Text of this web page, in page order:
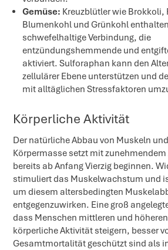
Gemüse: Kreuzblütler wie Brokkoli,
Blumenkohl und Grünkohl
schwefelhaltige Verbindung, die
entzündungshemmende und
aktiviert. Sulforaphan kann den
zellulärer Ebene unterstützen und
mit alltäglichen Stressfaktoren
Körperliche Aktivität
Der natürliche Abbau von Muskeln
Körpermasse setzt mit
bereits ab Anfang Vierzig beginnen.
stimuliert das Muskelwachstum und
um diesem altersbedingten
entgegenzuwirken. Eine groß
dass Menschen mittleren und
körperliche Aktivität steigern, besser
Gesamtmortalität geschützt sind als